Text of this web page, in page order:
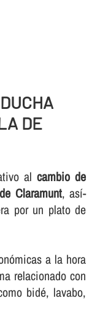
DE
alcambio de
Claramunt, así­
por un plato de
a la hora
relacionado con
bidé, lavabo,